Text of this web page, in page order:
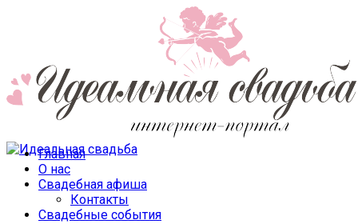
Главная
О нас
Свадебная афиша
Контакты
Свадебные события